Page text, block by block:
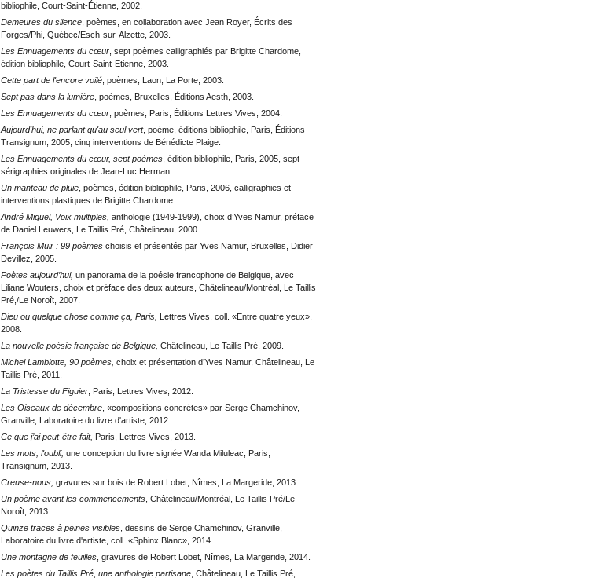
bibliophile, Court-Saint-Étienne, 2002.
Demeures du silence , poèmes, en collaboration avec Jean Royer, Écrits des
Forges/Phi, Québec/Esch-sur-Alzette, 2003.
Les Ennuagements du cœur , sept poèmes calligraphiés par Brigitte Chardome,
édition bibliophile, Court-Saint-Etienne, 2003.
Cette part de l'encore voilé , poèmes, Laon, La Porte, 2003.
Sept pas dans la lumière , poèmes, Bruxelles, Éditions Aesth, 2003.
Les Ennuagements du cœur , poèmes, Paris, Éditions Lettres Vives, 2004.
Aujourd'hui, ne parlant qu'au seul vert, poème, éditions bibliophile, Paris, Éditions
Transignum, 2005, cinq interventions de Bénédicte Plaige.
Les Ennuagements du cœur, sept poèmes , édition bibliophile, Paris, 2005, sept
sérigraphies originales de Jean-Luc Herman.
Un manteau de pluie , poèmes, édition bibliophile, Paris, 2006, calligraphies et
interventions plastiques de Brigitte Chardome.
André Miguel, Voix multiples, anthologie (1949-1999), choix d’Yves Namur, préface
de Daniel Leuwers, Le Taillis Pré, Châtelineau, 2000.
François Muir : 99 poèmes choisis et présentés par Yves Namur, Bruxelles, Didier
Devillez, 2005.
Poètes aujourd’hui, un panorama de la poésie francophone de Belgique, avec
Liliane Wouters, choix et préface des deux auteurs, Châtelineau/Montréal, Le Taillis
Pré,/Le Noroît, 2007.
Dieu ou quelque chose comme ça, Paris,
Lettres Vives, coll. «Entre quatre yeux»,
2008.
La nouvelle poésie française de Belgique, Châtelineau, Le Taillis Pré, 2009.
Michel Lambiotte, 90 poèmes, choix et présentation d’Yves Namur, Châtelineau, Le
Taillis Pré, 2011.
La Tristesse du Figuier , Paris, Lettres Vives, 2012.
Les Oiseaux de décembre , «compositions concrètes» par Serge Chamchinov,
Granville, Laboratoire du livre d'artiste, 2012.
Ce que j’ai peut-être fait, Paris, Lettres Vives, 2013.
Les mots, l'oubli, une conception du livre signée Wanda Miluleac, Paris,
Transignum, 2013.
Creuse-nous, gravures sur bois de Robert Lobet, Nîmes, La Margeride, 2013.
Un poème avant les commencements , Châtelineau/Montréal, Le Taillis Pré/Le
Noroît, 2013.
Quinze traces à peines visibles , dessins de Serge Chamchinov, Granville,
Laboratoire du livre d'artiste, coll. «Sphinx Blanc», 2014.
Une montagne de feuilles , gravures de Robert Lobet, Nîmes, La Margeride, 2014.
Les poètes du Taillis Pré une anthologie partisane , Châtelineau, Le Taillis Pré,